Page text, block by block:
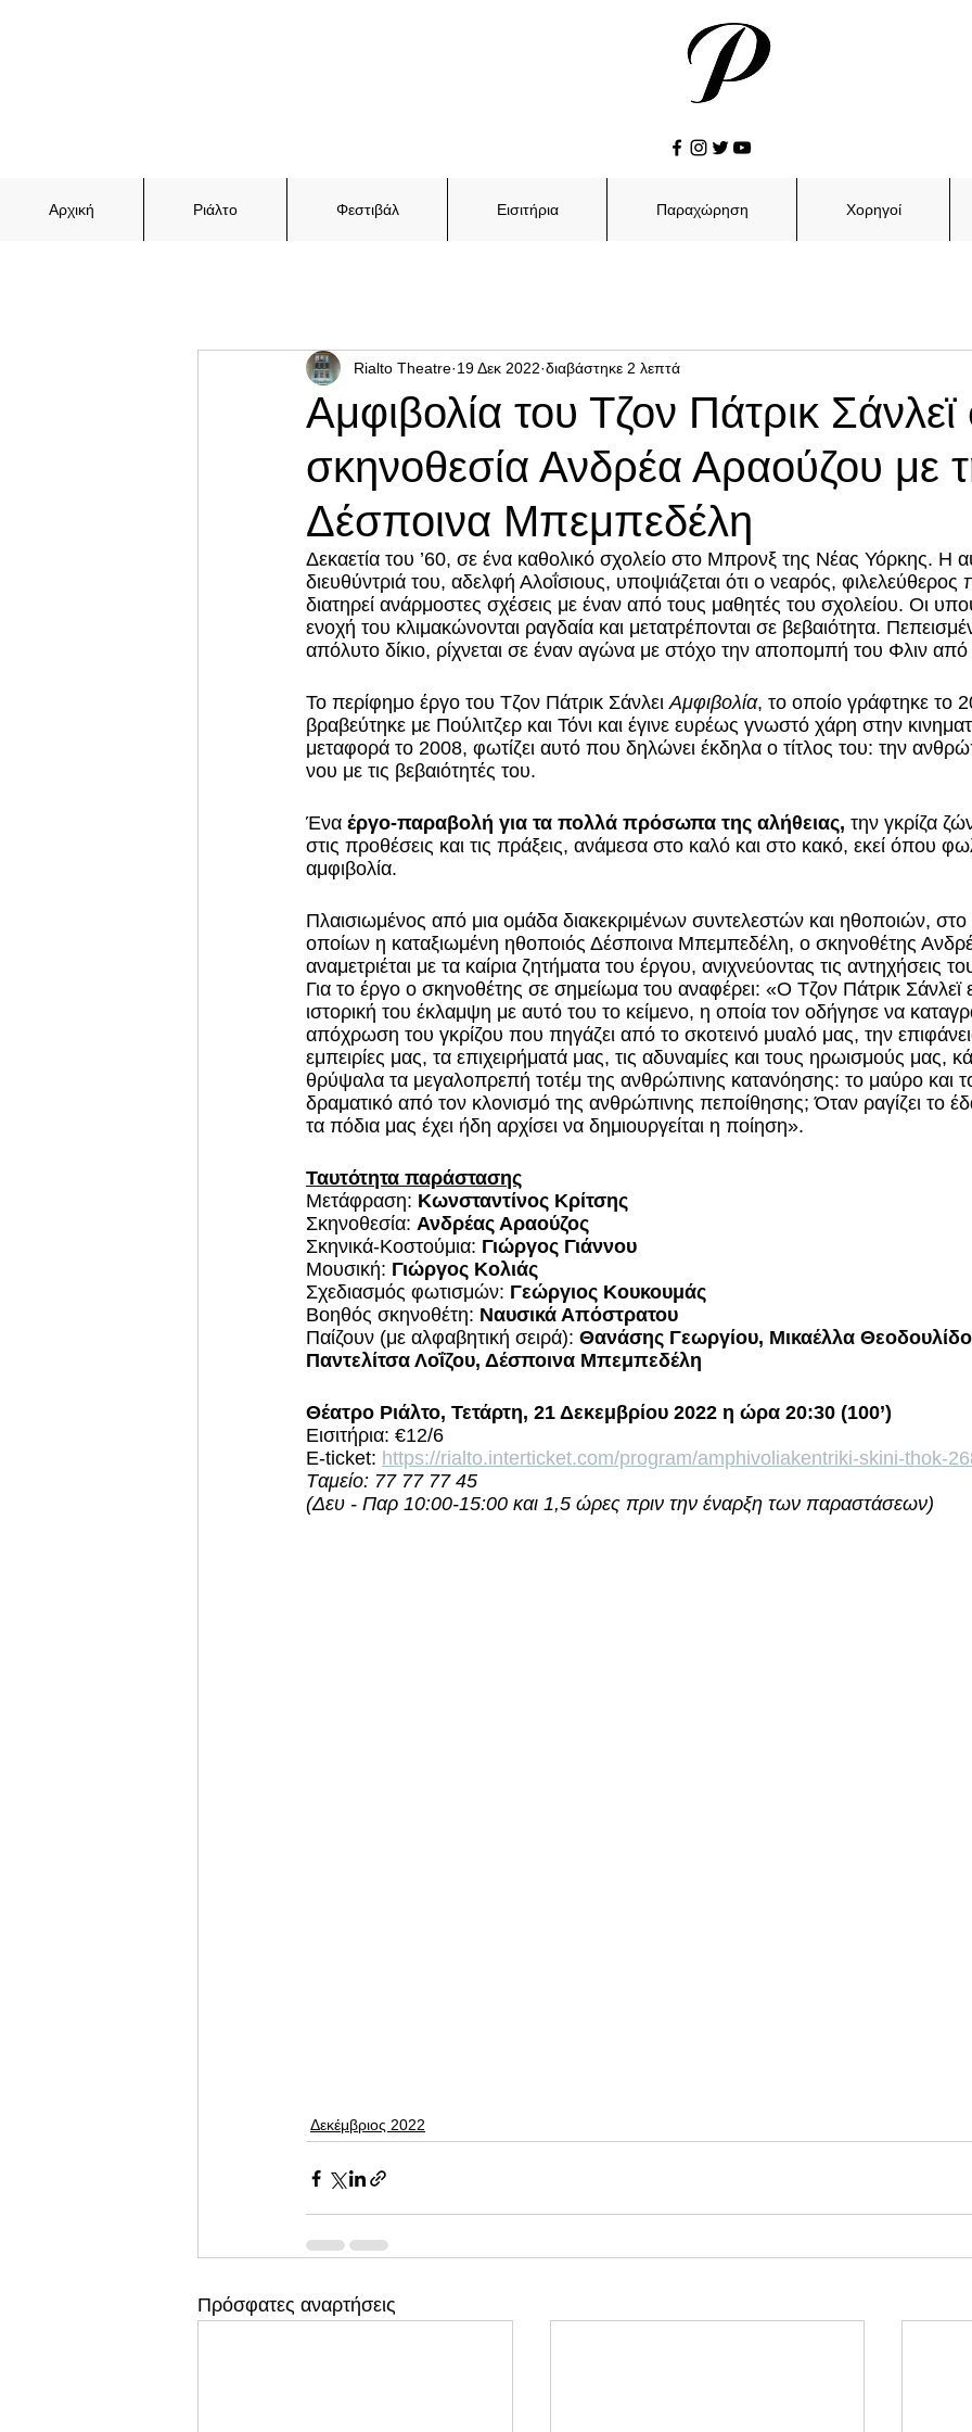
Αρχική Ριάλτο Φεστιβάλ Εισιτήρια Παραχώρηση Χορηγοί
Αμφιβολία του Τζον Πάτρικ Σάνλεϊ
σκηνοθεσία Ανδρέα Αραούζου με
Δέσποινα Μπεμπεδέλη
Rialto Theatre 19 Δεκ 2022 διαβάστηκε 2 λεπτά
Δεκαετία του ’60, σε ένα καθολικό σχολείο στο Μπρονξ της Νέας Υόρκης. Η
διευθύντριά του, αδελφή Αλοΐσιους, υποψιάζεται ότι ο νεαρός,
διατηρεί ανάρμοστες σχέσεις με έναν από τους μαθητές του σχολείου. Οι
ενοχή του κλιμακώνονται ραγδαία και μετατρέπονται σε βεβαιότητα.
απόλυτο δίκιο, ρίχνεται σε έναν αγώνα με στόχο την αποπομπή του Φλιν
Το περίφημο έργο του Τζον Πάτρικ Σάνλει Αμφιβολία, το οποίο γράφτηκε το
βραβεύτηκε με Πούλιτζερ και Τόνι και έγινε ευρέως γνωστό χάρη στην
μεταφορά το 2008, φωτίζει αυτό που δηλώνει έκδηλα ο τίτλος του: την
νου με τις βεβαιότητές του.
Ένα έργο-παραβολή για τα πολλά πρόσωπα της αλήθειας, την γκρίζα
στις προθέσεις και τις πράξεις, ανάμεσα στο καλό και στο κακό, εκεί όπου
αμφιβολία.
Πλαισιωμένος από μια ομάδα διακεκριμένων συντελεστών και ηθοποιών,
οποίων η καταξιωμένη ηθοποιός Δέσποινα Μπεμπεδέλη, ο σκηνοθέτης
αναμετριέται με τα καίρια ζητήματα του έργου, ανιχνεύοντας τις αντηχήσεις
Για το έργο ο σκηνοθέτης σε σημείωμα του αναφέρει: «Ο Τζον Πάτρικ Σάνλεϊ
ιστορική του έκλαμψη με αυτό του το κείμενο, η οποία τον οδήγησε να
απόχρωση του γκρίζου που πηγάζει από το σκοτεινό μυαλό μας, την
εμπειρίες μας, τα επιχειρήματά μας, τις αδυναμίες και τους ηρωισμούς μας,
θρύψαλα τα μεγαλοπρεπή τοτέμ της ανθρώπινης κατανόησης: το μαύρο και
δραματικό από τον κλονισμό της ανθρώπινης πεποίθησης; Όταν ραγίζει το
τα πόδια μας έχει ήδη αρχίσει να δημιουργείται η ποίηση».
Ταυτότητα παράστασης
Μετάφραση: Κωνσταντίνος Κρίτσης
Σκηνοθεσία: Ανδρέας Αραούζος
Σκηνικά-Κοστούμια: Γιώργος Γιάννου
Μουσική: Γιώργος Κολιάς
Σχεδιασμός φωτισμών: Γεώργιος Κουκουμάς
Βοηθός σκηνοθέτη: Ναυσικά Απόστρατου
Παίζουν (με αλφαβητική σειρά): Θανάσης Γεωργίου, Μικαέλλα
Παντελίτσα Λοΐζου, Δέσποινα Μπεμπεδέλη
Θέατρο Ριάλτο, Τετάρτη, 21 Δεκεμβρίου 2022 η ώρα 20:30 (100’)
Εισιτήρια: €12/6
E-ticket: https://rialto.interticket.com/program/amphivoliakentriki-skini-thok-
Tαμείο: 77 77 77 45
(Δευ - Παρ 10:00-15:00 και 1,5 ώρες πριν την έναρξη των παραστάσεων)
Δεκέμβριος 2022
Πρόσφατες αναρτήσεις